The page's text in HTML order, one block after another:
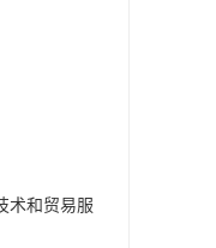
术和贸易服